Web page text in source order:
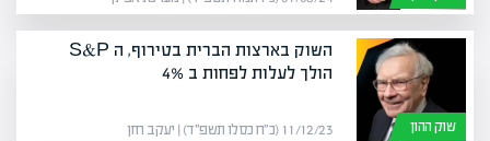
שוק ההון
השוק בארצות הברית בטירוף, ה S&P
הולך לעלות לפחות ב 4%
11/12/23 (כ״ח כסלו תשפ״ד) | יעקב חזן